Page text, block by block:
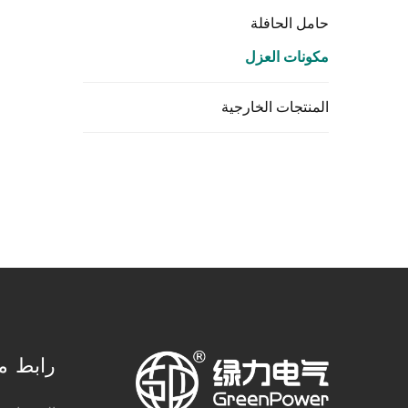
حامل الحافلة
مكونات العزل
المنتجات الخارجية
رابط